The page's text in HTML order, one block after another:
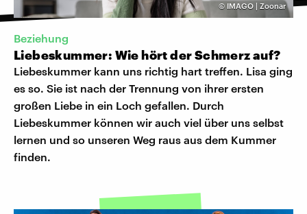
© IMAGO | Zoonar
Beziehung
Liebeskummer: Wie hört der Schmerz auf?
Liebeskummer kann uns richtig hart treffen. Lisa ging
es so. Sie ist nach der Trennung von ihrer ersten
großen Liebe in ein Loch gefallen. Durch
Liebeskummer können wir auch viel über uns selbst
lernen und so unseren Weg raus aus dem Kummer
finden.